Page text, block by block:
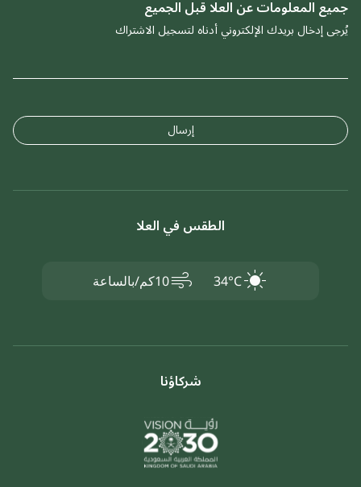
جميع المعلومات عن العلا قبل الجميع
يُرجى إدخال بريدك الإلكتروني أدناه لتسجيل الاشتراك
إرسال
الطقس في العلا
34°C
air10كم/بالساعة
شركاؤنا